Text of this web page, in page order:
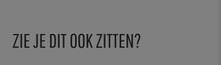
ZIE JE DIT OOK ZITTEN?